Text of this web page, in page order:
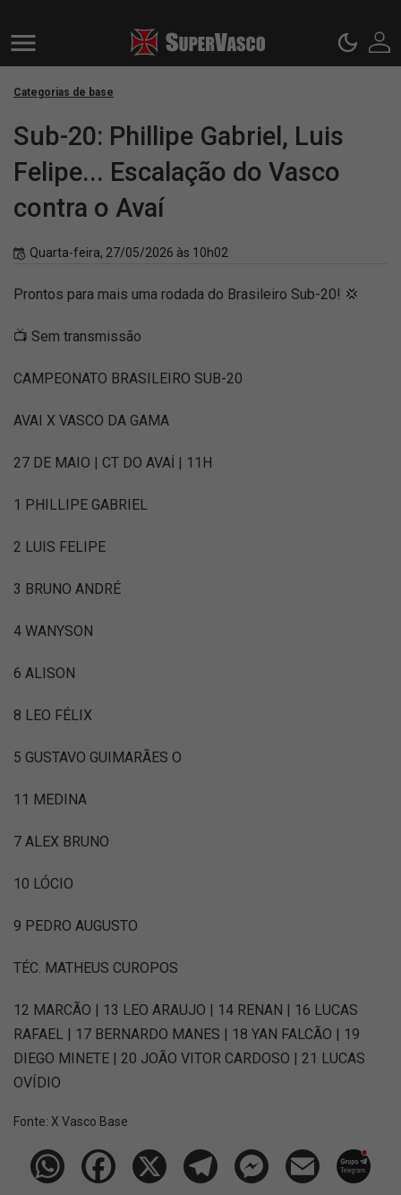
Categorias de base
Sub-20: Phillipe Gabriel, Luis
Felipe... Escalação do Vasco
contra o Avaí
Quarta-feira, 27/05/2026 às 10h02
Prontos para mais uma rodada do Brasileiro Sub-20! 💢
📺 Sem transmissão
CAMPEONATO BRASILEIRO SUB-20
AVAI X VASCO DA GAMA
27 DE MAIO | CT DO AVAİ | 11H
1 PHILLIPE GABRIEL
2 LUIS FELIPE
3 BRUNO ANDRÉ
4 WANYSON
6 ALISON
8 LEO FÉLIX
5 GUSTAVO GUIMARÃES O
11 MEDINA
7 ALEX BRUNO
10 LÓCIO
9 PEDRO AUGUSTO
TÉC. MATHEUS CUROPOS
12 MARCÃO | 13 LEO ARAUJO | 14 RENAN | 16 LUCAS
RAFAEL | 17 BERNARDO MANES | 18 YAN FALCÃO | 19
DIEGO MINETE | 20 JOÃO VITOR CARDOSO | 21 LUCAS
OVÍDIO
Fonte: X Vasco Base